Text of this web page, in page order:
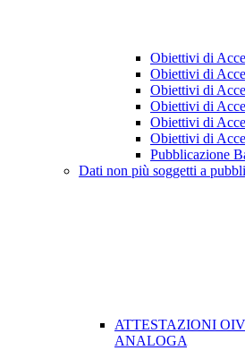
Obiettivi di
Obiettivi di
Obiettivi di
Obiettivi di
Obiettivi di
Obiettivi di
Pubblicazione
Dati non più soggetti a
ATTESTAZIONI
ANALOGA